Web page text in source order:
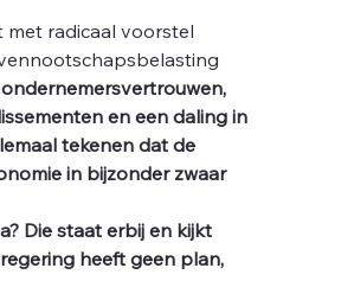
met radicaal voorstel
en een daling in
tekenen dat de
in bijzonder zwaar
Die staat erbij en kijkt
heeft geen plan,